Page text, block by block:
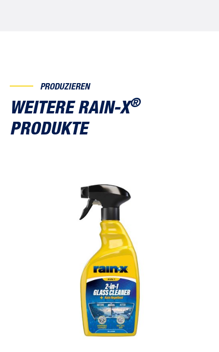
PRODUZIEREN
WEITERE RAIN-X®
PRODUKTE